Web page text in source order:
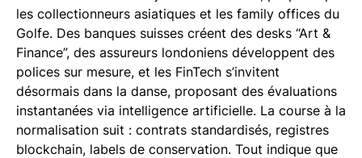
les collectionneurs asiatiques et les family offices du
Golfe. Des banques suisses créent des desks “Art &
Finance”, des assureurs londoniens développent des
polices sur mesure, et les FinTech s’invitent
désormais dans la danse, proposant des évaluations
instantanées via intelligence artificielle. La course à la
normalisation suit : contrats standardisés, registres
blockchain, labels de conservation. Tout indique que